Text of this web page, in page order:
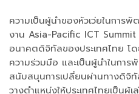
ความเป็นผู้นำของหัวเว่ยในการ
งาน Asia-Pacific ICT
อนาคตดิจิทัลของประเทศไทย โ
ความร่วมมือ และเป็นผู้นำในการ
สนับสนุนการเปลี่ยนผ่านทางดิจิ
วางตำแหน่งให้ประเทศไทยเป็น